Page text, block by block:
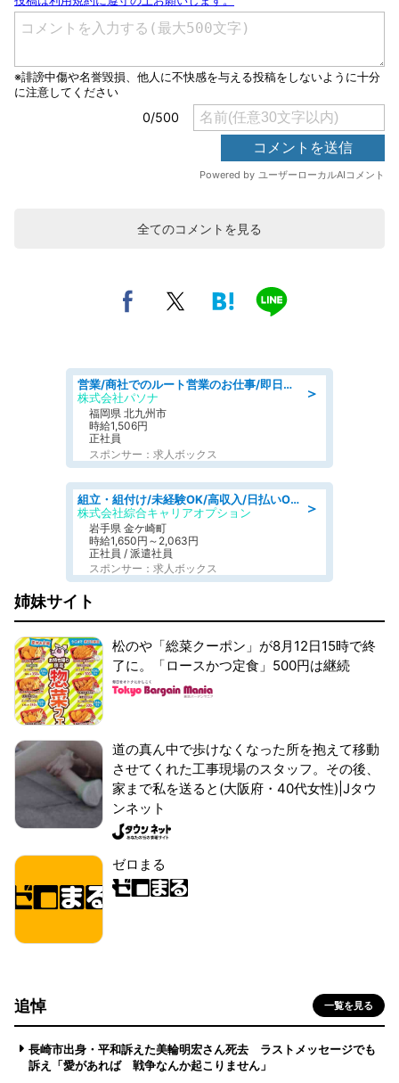
全てのコメントを見る
＞
営業/商社でのルート営業のお仕事/即日勤務可/車通勤可/営業
株式会社パソナ
福岡県 北九州市
時給1,506円
正社員
スポンサー：求人ボックス
＞
組立・組付け/未経験OK/高収入/日払いOK/交替制/20・30・40代活躍中
株式会社綜合キャリアオプション
岩手県 金ケ崎町
時給1,650円～2,063円
正社員 / 派遣社員
スポンサー：求人ボックス
姉妹サイト
松のや「総菜クーポン」が8月12日15時で終
了に。「ロースかつ定食」500円は継続
道の真ん中で歩けなくなった所を抱えて移動
させてくれた工事現場のスタッフ。その後、
家まで私を送ると(大阪府・40代女性)|Jタウ
ンネット
ゼロまる
追悼 一覧を見る
長崎市出身・平和訴えた美輪明宏さん死去 ラストメッセージでも
訴え「愛があれば 戦争なんか起こりません」